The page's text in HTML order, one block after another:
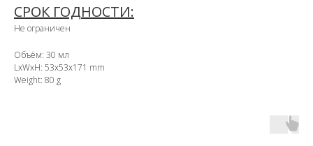
СРОК ГОДНОСТИ:
Не ограничен
Объём: 30 мл
LxWxH: 53x53x171 mm
Weight: 80 g